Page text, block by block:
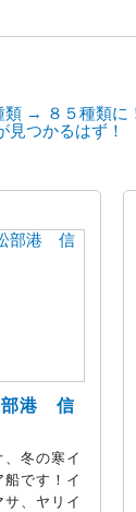
→ ８５種類に
見つかるはず！
部港 信
冬の寒イ
です！イ
、ヤリイ